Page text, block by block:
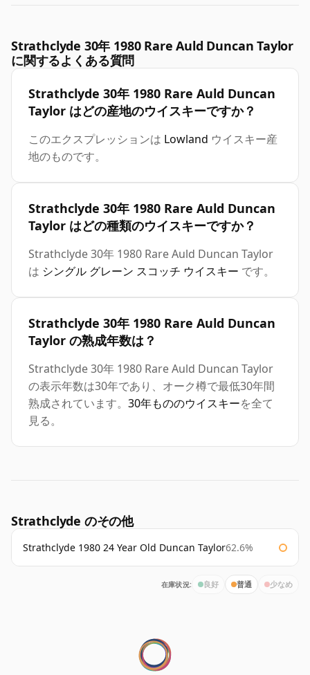
Strathclyde 30年 1980 Rare Auld Duncan Taylor
に関するよくある質問
Strathclyde 30年 1980 Rare Auld Duncan
Taylor はどの産地のウイスキーですか？
このエクスプレッションは Lowland ウイスキー産
地のものです。
Strathclyde 30年 1980 Rare Auld Duncan
Taylor はどの種類のウイスキーですか？
Strathclyde 30年 1980 Rare Auld Duncan Taylor
は シングル グレーン スコッチ ウイスキー です。
Strathclyde 30年 1980 Rare Auld Duncan
Taylor の熟成年数は？
Strathclyde 30年 1980 Rare Auld Duncan Taylor
の表示年数は30年であり、オーク樽で最低30年間
熟成されています。 30年もののウイスキーを全て
見る。
Strathclyde のその他
Strathclyde 1980 24 Year Old Duncan Taylor62.6%
在庫状況: 良好 普通 少なめ